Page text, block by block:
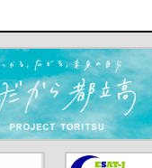
中学校英語